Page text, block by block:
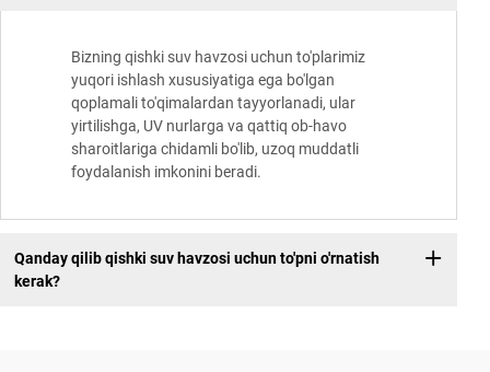
Bizning qishki suv havzosi uchun to'plarimiz
yuqori ishlash xususiyatiga ega bo'lgan
qoplamali to'qimalardan tayyorlanadi, ular
yirtilishga, UV nurlarga va qattiq ob-havo
sharoitlariga chidamli bo'lib, uzoq muddatli
foydalanish imkonini beradi.
Qanday qilib qishki suv havzosi uchun to'pni o'rnatish
kerak?